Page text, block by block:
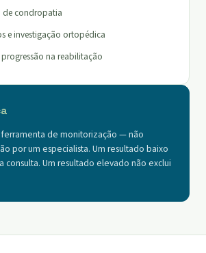
condropatia
e investigação ortopédica
na reabilitação
ferramenta de monitorização — não
por um especialista. Um resultado baixo
consulta. Um resultado elevado não exclui